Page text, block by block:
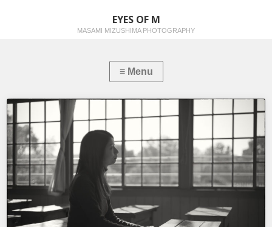
EYES OF M
MASAMI MIZUSHIMA PHOTOGRAPHY